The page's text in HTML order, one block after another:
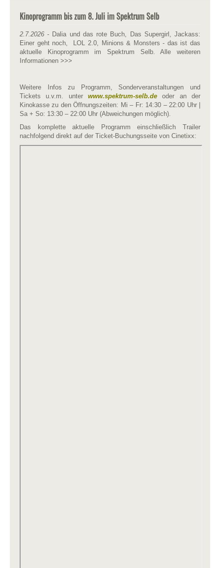
Kinoprogramm bis zum 8. Juli im Spektrum Selb
2.7.2026 - Dalia und das rote Buch, Das Supergirl, Jackass:
Einer geht noch, LOL 2.0, Minions & Monsters - das ist das
aktuelle Kinoprogramm im Spektrum Selb. Alle weiteren
Informationen >>>
Weitere Infos zu Programm, Sonderveranstaltungen und
Tickets u.v.m. unter www.spektrum-selb.de oder an der
Kinokasse zu den Öffnungszeiten: Mi – Fr: 14:30 – 22:00 Uhr |
Sa + So: 13:30 – 22:00 Uhr (Abweichungen möglich).
Das komplette aktuelle Programm einschließlich Trailer
nachfolgend direkt auf der Ticket-Buchungsseite von Cinetixx: